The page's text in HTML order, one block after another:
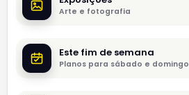
Arte e fotografia
Este fim de semana
Planos para sábado e domingo